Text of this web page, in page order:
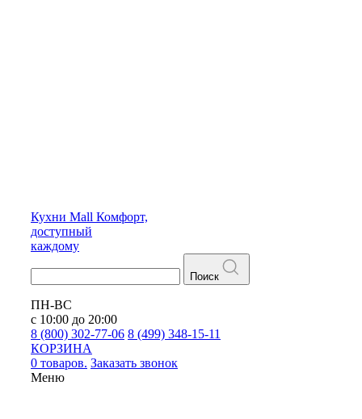
Кухни Mall Комфорт,
доступный
каждому
Поиск
ПН-ВС
с 10:00 до 20:00
8 (800) 302-77-06 8 (499) 348-15-11
КОРЗИНА
0 товаров. Заказать звонок
Меню